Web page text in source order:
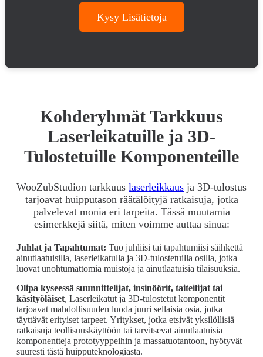
Kysy Lisätietoja
Kohderyhmät Tarkkuus
Laserleikatuille ja 3D-
Tulostetuille Komponenteille
WooZubStudion tarkkuus laserleikkaus ja 3D-tulostus
tarjoavat huipputason räätälöityjä ratkaisuja, jotka
palvelevat monia eri tarpeita. Tässä muutamia
esimerkkejä siitä, miten voimme auttaa sinua:
Juhlat ja Tapahtumat: Tuo juhliisi tai tapahtumiisi säihkettä
ainutlaatuisilla, laserleikatulla ja 3D-tulostetuilla osilla, jotka
luovat unohtumattomia muistoja ja ainutlaatuisia tilaisuuksia.
Olipa kyseessä suunnittelijat, insinöörit, taiteilijat tai
käsityöläiset, Laserleikatut ja 3D-tulostetut komponentit
tarjoavat mahdollisuuden luoda juuri sellaisia osia, jotka
täyttävät erityiset tarpeet. Yritykset, jotka etsivät yksilöllisiä
ratkaisuja teollisuuskäyttöön tai tarvitsevat ainutlaatuisia
komponentteja prototyyppeihin ja massatuotantoon, hyötyvät
suuresti tästä huipputeknologiasta.